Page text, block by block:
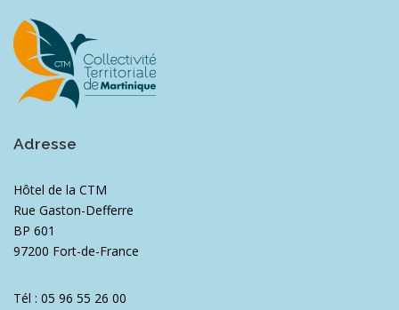
Adresse
Hôtel de la CTM
Rue Gaston-Defferre
BP 601
97200 Fort-de-France
Tél : 05 96 55 26 00